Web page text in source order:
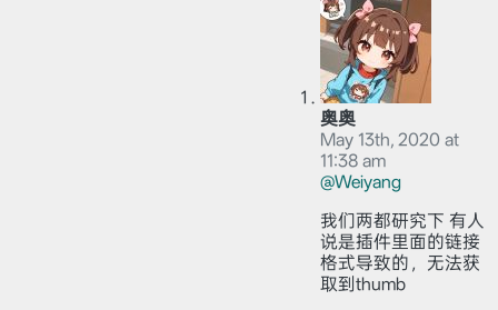
奥奥
May 13th, 2020 at
11:38 am
@Weiyang
我们两都研究下 有人
说是插件里面的链接
格式导致的，无法获
取到thumb